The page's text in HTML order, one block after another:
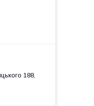
188,